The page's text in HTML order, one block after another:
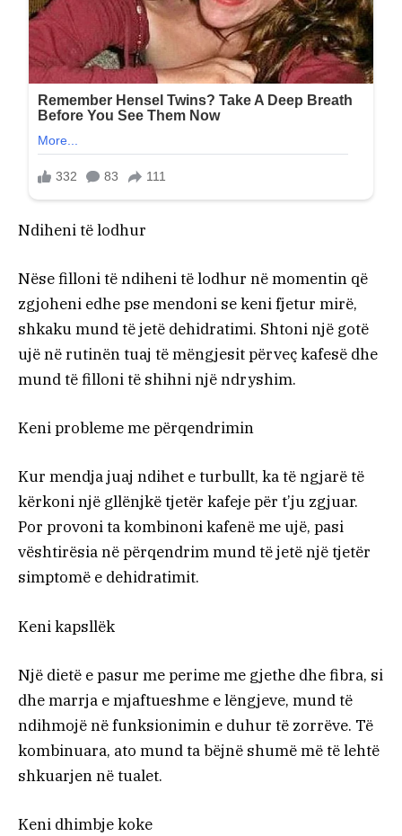
Ndiheni të lodhur
Nëse filloni të ndiheni të lodhur në momentin që
zgjoheni edhe pse mendoni se keni fjetur mirë,
shkaku mund të jetë dehidratimi. Shtoni një gotë
ujë në rutinën tuaj të mëngjesit përveç kafesë dhe
mund të filloni të shihni një ndryshim.
Keni probleme me përqendrimin
Kur mendja juaj ndihet e turbullt, ka të ngjarë të
kërkoni një gllënjkë tjetër kafeje për t’ju zgjuar.
Por provoni ta kombinoni kafenë me ujë, pasi
vështirësia në përqendrim mund të jetë një tjetër
simptomë e dehidratimit.
Keni kapsllëk
Një dietë e pasur me perime me gjethe dhe fibra, si
dhe marrja e mjaftueshme e lëngjeve, mund të
ndihmojë në funksionimin e duhur të zorrëve. Të
kombinuara, ato mund ta bëjnë shumë më të lehtë
shkuarjen në tualet.
Keni dhimbje koke